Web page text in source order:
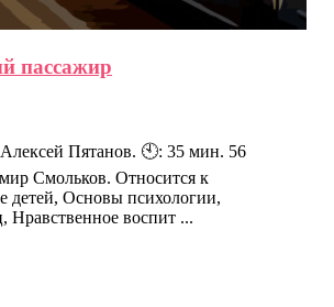
пассажир
Пятанов. 🕙: 35 мин. 56
Смольков. Относится к
детей, Основы психологии,
Нравственное воспит ...